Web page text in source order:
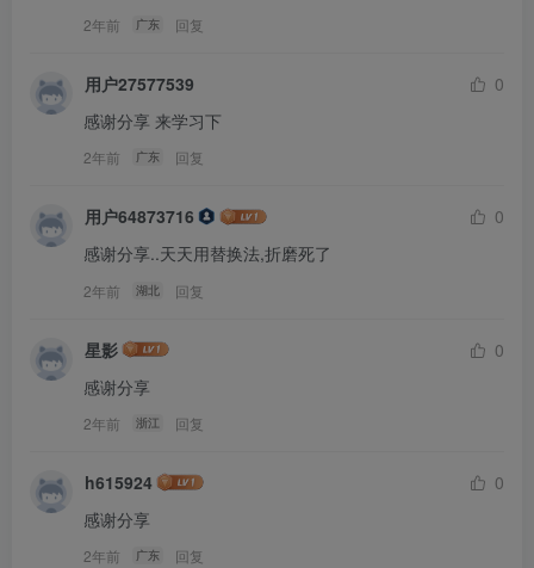
2年前 广东 回复
用户27577539
0
感谢分享 来学习下
2年前 广东 回复
用户64873716
0
感谢分享..天天用替换法,折磨死了
2年前 湖北 回复
星影
0
感谢分享
2年前 浙江 回复
h615924
0
感谢分享
2年前 广东 回复